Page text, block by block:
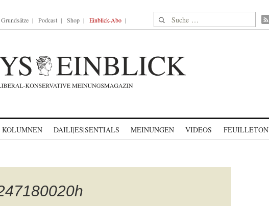
Grundsätze Podcast Shop Einblick-Abo Suche nach:
KOLUMNEN DAILI|ES|SENTIALS MEINUNGEN VIDEOS FEUILLETON